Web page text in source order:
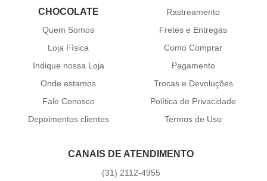
CHOCOLATE
Quem Somos
Loja Física
Indique nossa Loja
Onde estamos
Fale Conosco
Depoimentos clientes
Rastreamento
Fretes e Entregas
Como Comprar
Pagamento
Trocas e Devoluções
Política de Privacidade
Termos de Uso
CANAIS DE ATENDIMENTO
(31) 2112-4955